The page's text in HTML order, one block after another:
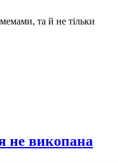
та й не тільки
не викопана